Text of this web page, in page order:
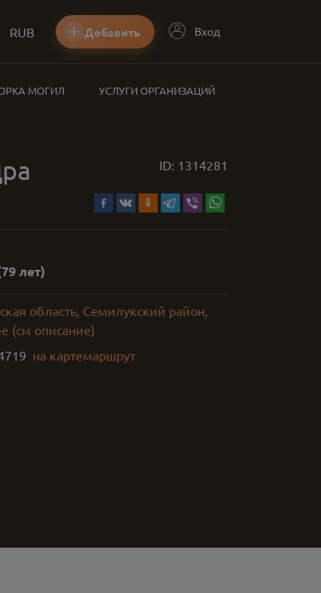
RUB Добавить Вход
МОГИЛ УСЛУГИ ОРГАНИЗАЦИЙ
ID: 1314281
лет)
область, Семилукский район,
(см описание)
на картемаршрут